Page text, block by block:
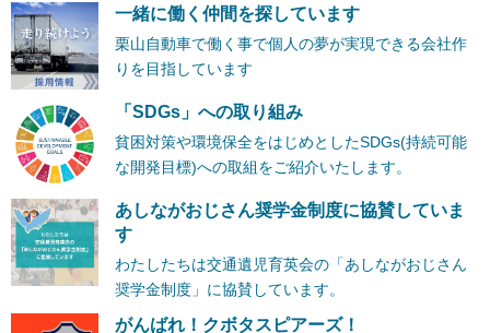
一緒に働く仲間を探しています
栗山自動車で働く事で個人の夢が実現できる会社作
りを目指しています
「SDGs」への取り組み
貧困対策や環境保全をはじめとしたSDGs(持続可能
な開発目標)への取組をご紹介いたします。
あしながおじさん奨学金制度に協賛していま
す
わたしたちは交通遺児育英会の「あしながおじさん
奨学金制度」に協賛しています。
がんばれ！クボタスピアーズ！